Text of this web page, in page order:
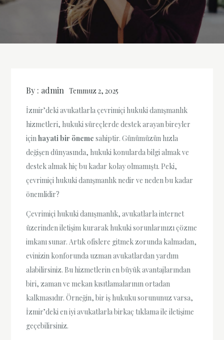
By : admin Temmuz 2, 2025
İzmir’deki avukatlarla çevrimiçi hukuki danışmanlık
hizmetleri, hukuki süreçlerde destek arayan bireyler
içinhayati bir öneme sahiptir. Günümüzün hızla
değişen dünyasında, hukuki konularda bilgi almak ve
destek almak hiç bu kadar kolay olmamıştı. Peki,
çevrimiçi hukuki danışmanlık nedir ve neden bu kadar
önemlidir?
Çevrimiçi hukuki danışmanlık, avukatlarla internet
üzerinden iletişim kurarak hukuki sorunlarınızı çözme
imkanı sunar. Artık ofislere gitmek zorunda kalmadan,
evinizin konforunda uzman avukatlardan yardım
alabilirsiniz. Bu hizmetlerin en büyük avantajlarından
biri, zaman ve mekan kısıtlamalarının ortadan
kalkmasıdır. Örneğin, bir iş hukuku sorununuz varsa,
İzmir’deki en iyi avukatlarla birkaç tıklama ile iletişime
geçebilirsiniz.